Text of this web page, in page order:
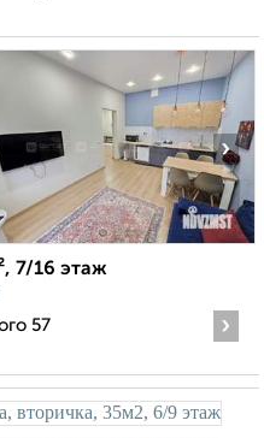
›
7/16 этаж
57
›